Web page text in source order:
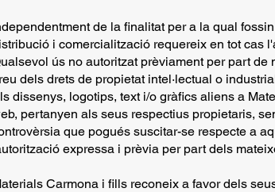
de la finalitat per a la qual
i comercialització requereix en tot cas
ús no autoritzat prèviament per part
dels drets de propietat intel·lectual o
dissenys, logotips, text i/o gràfics aliens a
pertanyen als seus respectius propietaris,
que pogués suscitar-se respecte a
expressa i prèvia per part dels
Carmona i fills reconeix a favor dels